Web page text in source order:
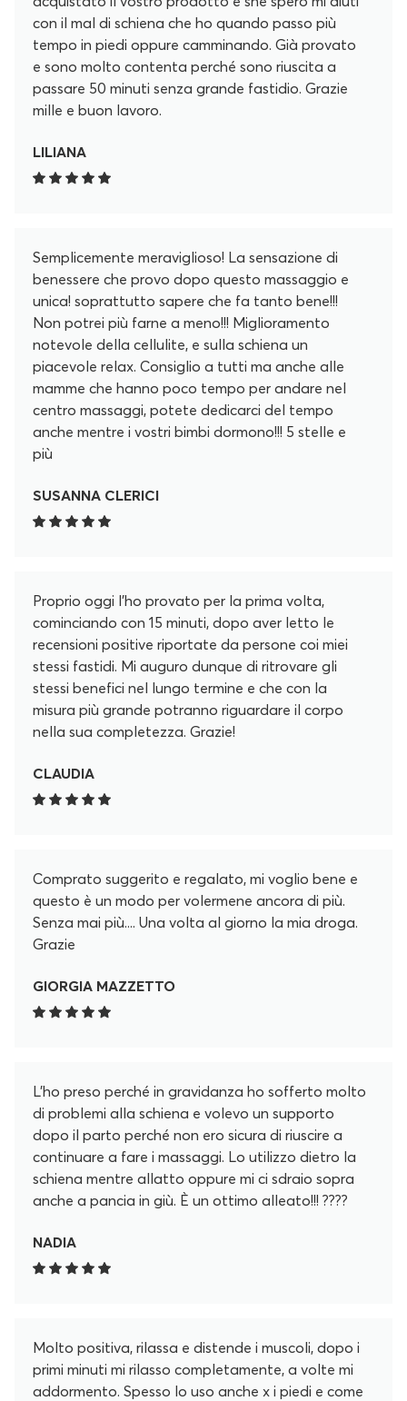
con il mal di schiena che ho quando passo più
tempo in piedi oppure camminando. Già provato
e sono molto contenta perché sono riuscita a
passare 50 minuti senza grande fastidio. Grazie
mille e buon lavoro.
LILIANA
Semplicemente meraviglioso! La sensazione di
benessere che provo dopo questo massaggio e
unica! soprattutto sapere che fa tanto bene!!!
Non potrei più farne a meno!!! Miglioramento
notevole della cellulite, e sulla schiena un
piacevole relax. Consiglio a tutti ma anche alle
mamme che hanno poco tempo per andare nel
centro massaggi, potete dedicarci del tempo
anche mentre i vostri bimbi dormono!!! 5 stelle e
più
SUSANNA CLERICI
Proprio oggi l'ho provato per la prima volta,
cominciando con 15 minuti, dopo aver letto le
recensioni positive riportate da persone coi miei
stessi fastidi. Mi auguro dunque di ritrovare gli
stessi benefici nel lungo termine e che con la
misura più grande potranno riguardare il corpo
nella sua completezza. Grazie!
CLAUDIA
Comprato suggerito e regalato, mi voglio bene e
questo è un modo per volermene ancora di più.
Senza mai più.... Una volta al giorno la mia droga.
Grazie
GIORGIA MAZZETTO
L’ho preso perché in gravidanza ho sofferto molto
di problemi alla schiena e volevo un supporto
dopo il parto perché non ero sicura di riuscire a
continuare a fare i massaggi. Lo utilizzo dietro la
schiena mentre allatto oppure mi ci sdraio sopra
anche a pancia in giù. È un ottimo alleato!!! ????
NADIA
Molto positiva, rilassa e distende i muscoli, dopo i
primi minuti mi rilasso completamente, a volte mi
addormento. Spesso lo uso anche x i piedi e come